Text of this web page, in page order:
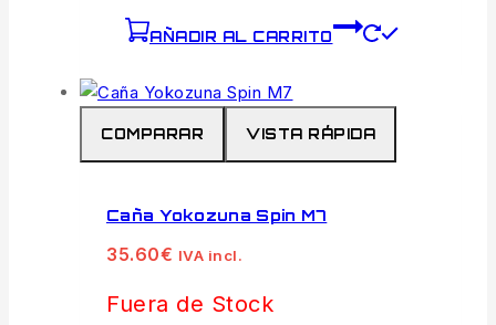
AÑADIR AL CARRITO
COMPARAR VISTA RÁPIDA
Caña Yokozuna Spin M7
35.60€ IVA incl.
Fuera de Stock